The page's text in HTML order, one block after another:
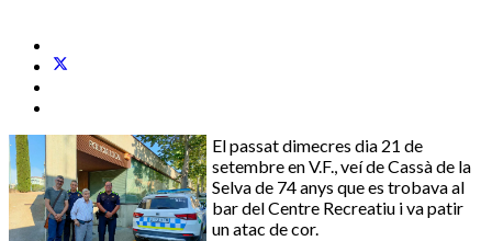
El passat dimecres dia 21 de
setembre en V.F., veí de Cassà de la
Selva de 74 anys que es trobava al
bar del Centre Recreatiu i va patir
un atac de cor.